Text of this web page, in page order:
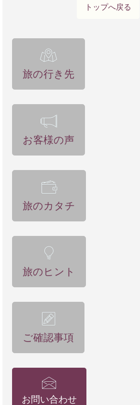
トップへ戻る
旅の行き先
お客様の声
旅のカタチ
旅のヒント
ご確認事項
お問い合わせ